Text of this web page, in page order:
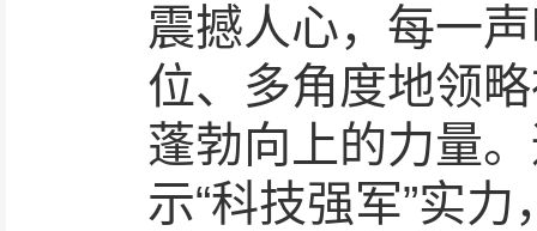
震撼人心，每一
位、多角度地领
蓬勃向上的力量
示“科技强军”实